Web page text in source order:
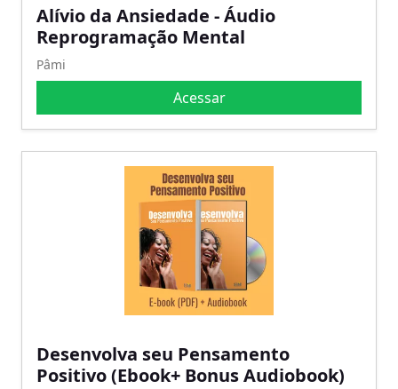
Alívio da Ansiedade - Áudio
Reprogramação Mental
Pâmi
Acessar
Desenvolva seu Pensamento
Positivo (Ebook+ Bonus Audiobook)